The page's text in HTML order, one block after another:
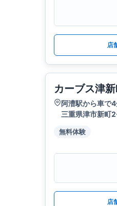
店
カーブス津
阿漕駅から車で
三重県津市新町
無料体験
店